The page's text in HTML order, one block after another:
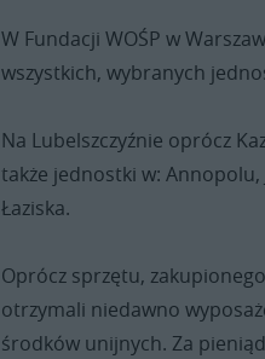
W Fundacji WOŚP w
wszystkich, wybranych
Na Lubelszczyźnie oprócz
także jednostki w:
Łaziska.
Oprócz sprzętu,
otrzymali niedawno
środków unijnych. Za